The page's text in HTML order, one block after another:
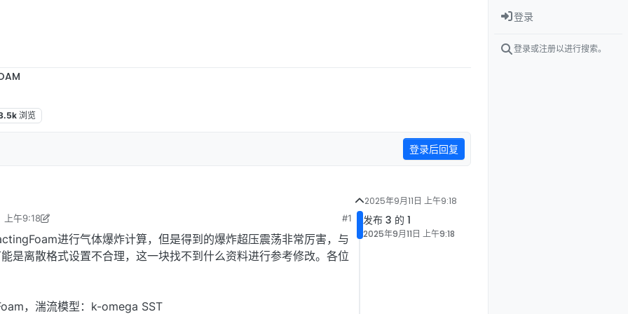
浏览
登录后回复
上午9:18
辑2025年9月11日 下午5:23
#1
进行气体爆炸计算，但是得到的爆炸超压震荡非常厉害，与
是离散格式设置不合理，这一块找不到什么资料进行参考修改。各位
，湍流模型：k-omega SST
2025年9月11日 上午9:18
发布 3 的 1
2025年9月11日 上午9:18
登录
登录或注册以进行搜索。